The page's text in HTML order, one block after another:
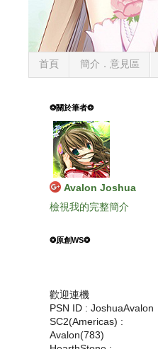
首頁 簡介．意見區
❂關於筆者❂
Avalon Joshua
檢視我的完整簡介
❂原創WS❂
歡迎連機
PSN ID : JoshuaAvalon
SC2(Americas) :
Avalon(783)